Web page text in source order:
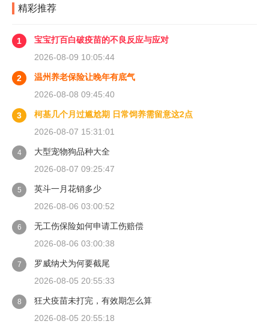
精彩推荐
1
宝宝打百白破疫苗的不良反应与应对
2026-08-09 10:05:44
2
温州养老保险让晚年有底气
2026-08-08 09:45:40
3
柯基几个月过尴尬期 日常饲养需留意这2点
2026-08-07 15:31:01
4
大型宠物狗品种大全
2026-08-07 09:25:47
5
英斗一月花销多少
2026-08-06 03:00:52
6
无工伤保险如何申请工伤赔偿
2026-08-06 03:00:38
7
罗威纳犬为何要截尾
2026-08-05 20:55:33
8
狂犬疫苗未打完，有效期怎么算
2026-08-05 20:55:18